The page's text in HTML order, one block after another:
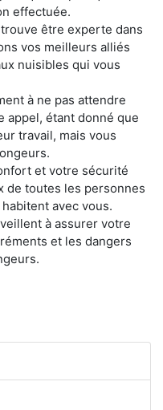
effectuée.
être experte dans
vos meilleurs alliés
nuisibles qui vous
à ne pas attendre
appel, étant donné que
travail, mais vous
et votre sécurité
de toutes les personnes
avec vous.
à assurer votre
et les dangers